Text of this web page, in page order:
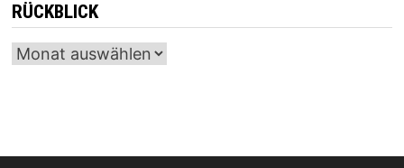
RÜCKBLICK
Archiv